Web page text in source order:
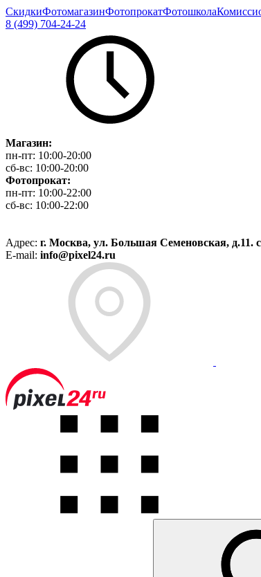
СкидкиФотомагазинФотопрокатФотошкола
8 (499) 704-24-24
Магазин:
пн-пт: 10:00-20:00
сб-вс: 10:00-20:00
Фотопрокат:
пн-пт: 10:00-22:00
сб-вс: 10:00-22:00
Адрес: г. Москва, ул. Большая Семеновская, д.11.
E-mail: info@pixel24.ru